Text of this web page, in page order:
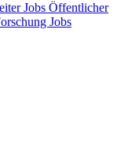
Jobs Öffentlicher
Jobs